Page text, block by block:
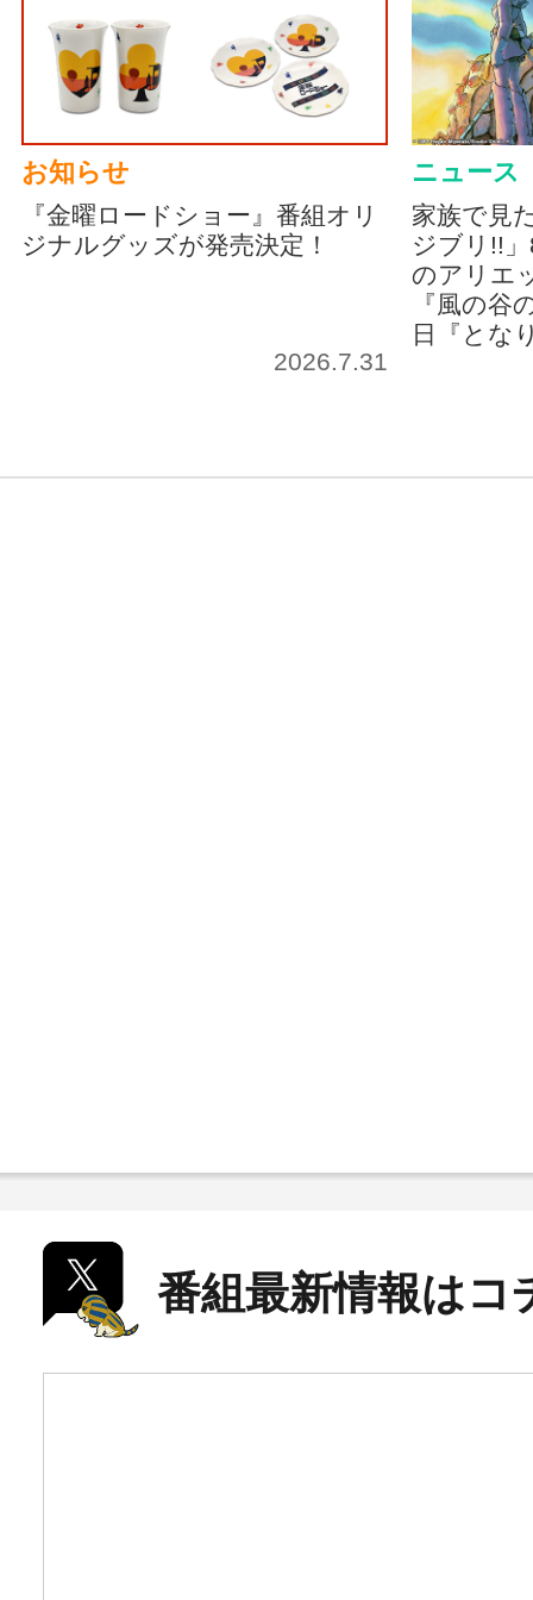
お知らせ
『金曜ロードショー』番組オリ
ジナルグッズが発売決定！
2026.7.31
ニュース
家族で見
ジブリ!!
のアリエ
『風の谷
日『とな
番組最新情報はコ